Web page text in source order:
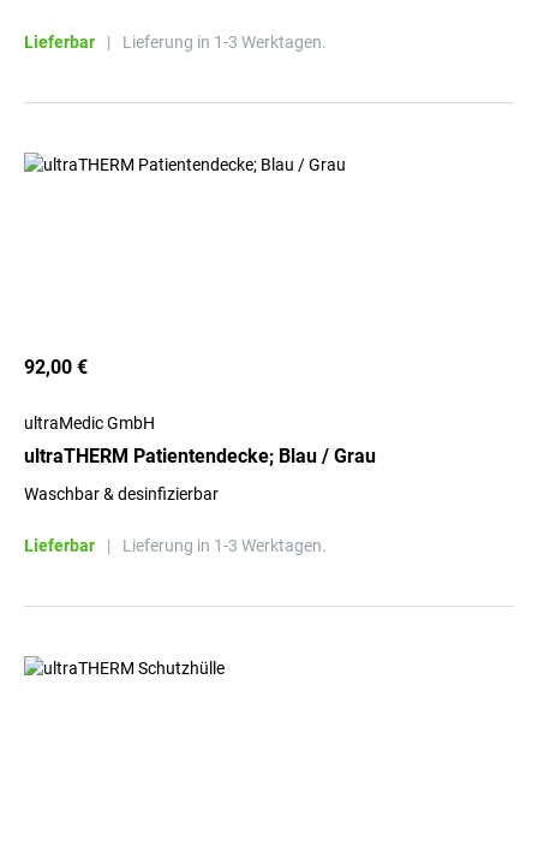
Lieferbar | Lieferung in 1-3 Werktagen.
92,00 €
ultraMedic GmbH
ultraTHERM Patientendecke; Blau / Grau
Waschbar & desinfizierbar
Lieferbar | Lieferung in 1-3 Werktagen.